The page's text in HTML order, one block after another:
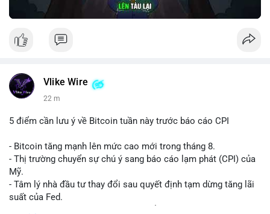
Vlike Wire
22 m
5 điểm cần lưu ý về Bitcoin tuần này trước báo cáo CPI
- Bitcoin tăng mạnh lên mức cao mới trong tháng 8.
- Thị trường chuyển sự chú ý sang báo cáo lạm phát (CPI) của
Mỹ.
- Tâm lý nhà đầu tư thay đổi sau quyết định tạm dừng tăng lãi
suất của Fed.